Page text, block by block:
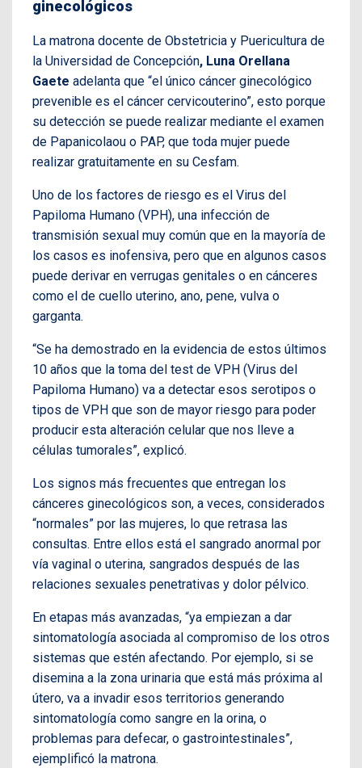
ginecológicos
La matrona docente de Obstetricia y Puericultura de
la Universidad de Concepción, Luna Orellana
Gaete adelanta que “el único cáncer ginecológico
prevenible es el cáncer cervicouterino”, esto porque
su detección se puede realizar mediante el examen
de Papanicolaou o PAP, que toda mujer puede
realizar gratuitamente en su Cesfam.
Uno de los factores de riesgo es el Virus del
Papiloma Humano (VPH), una infección de
transmisión sexual muy común que en la mayoría de
los casos es inofensiva, pero que en algunos casos
puede derivar en verrugas genitales o en cánceres
como el de cuello uterino, ano, pene, vulva o
garganta.
“Se ha demostrado en la evidencia de estos últimos
10 años que la toma del test de VPH (Virus del
Papiloma Humano) va a detectar esos serotipos o
tipos de VPH que son de mayor riesgo para poder
producir esta alteración celular que nos lleve a
células tumorales”, explicó.
Los signos más frecuentes que entregan los
cánceres ginecológicos son, a veces, considerados
“normales” por las mujeres, lo que retrasa las
consultas. Entre ellos está el sangrado anormal por
vía vaginal o uterina, sangrados después de las
relaciones sexuales penetrativas y dolor pélvico.
En etapas más avanzadas, “ya empiezan a dar
sintomatología asociada al compromiso de los otros
sistemas que estén afectando. Por ejemplo, si se
disemina a la zona urinaria que está más próxima al
útero, va a invadir esos territorios generando
sintomatología como sangre en la orina, o
problemas para defecar, o gastrointestinales”,
ejemplificó la matrona.